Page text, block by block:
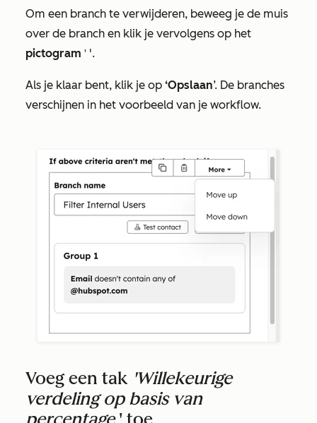
Om een branch te verwijderen, beweeg je de muis
over de branch en klik je vervolgens op het
pictogram 'Verwijderen '.
Als je klaar bent, klik je op ‘Opslaan’. De branches
verschijnen in het voorbeeld van je workflow.
Voeg een tak 'Willekeurige
verdeling op basis van